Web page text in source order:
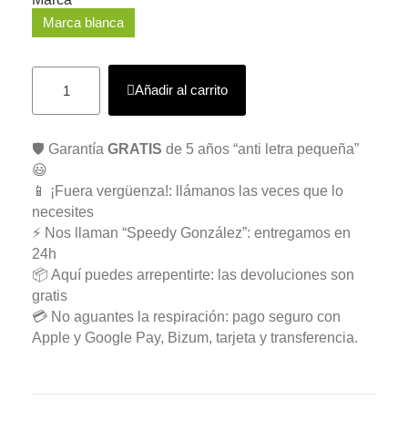
Marca blanca
Añadir al carrito
🛡️ Garantía GRATIS de 5 años “anti letra pequeña”
😃
📱 ¡Fuera vergüenza!: llámanos las veces que lo
necesites
⚡ Nos llaman “Speedy González”: entregamos en
24h
📦 Aquí puedes arrepentirte: las devoluciones son
gratis
💳 No aguantes la respiración: pago seguro con
Apple y Google Pay, Bizum, tarjeta y transferencia.